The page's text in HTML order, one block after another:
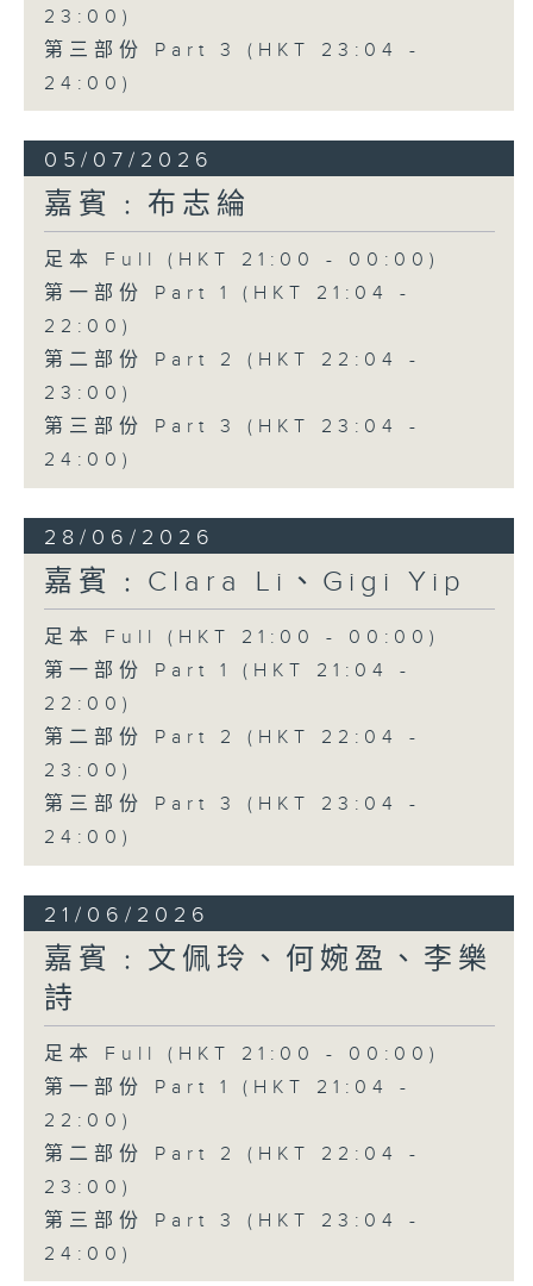
23:00)
第三部份 Part 3 (HKT 23:04 -
24:00)
05/07/2026
嘉賓﹕布志綸
足本 Full (HKT 21:00 - 00:00)
第一部份 Part 1 (HKT 21:04 -
22:00)
第二部份 Part 2 (HKT 22:04 -
23:00)
第三部份 Part 3 (HKT 23:04 -
24:00)
28/06/2026
嘉賓﹕Clara Li、Gigi Yip
足本 Full (HKT 21:00 - 00:00)
第一部份 Part 1 (HKT 21:04 -
22:00)
第二部份 Part 2 (HKT 22:04 -
23:00)
第三部份 Part 3 (HKT 23:04 -
24:00)
21/06/2026
嘉賓﹕文佩玲、何婉盈、李樂
詩
足本 Full (HKT 21:00 - 00:00)
第一部份 Part 1 (HKT 21:04 -
22:00)
第二部份 Part 2 (HKT 22:04 -
23:00)
第三部份 Part 3 (HKT 23:04 -
24:00)